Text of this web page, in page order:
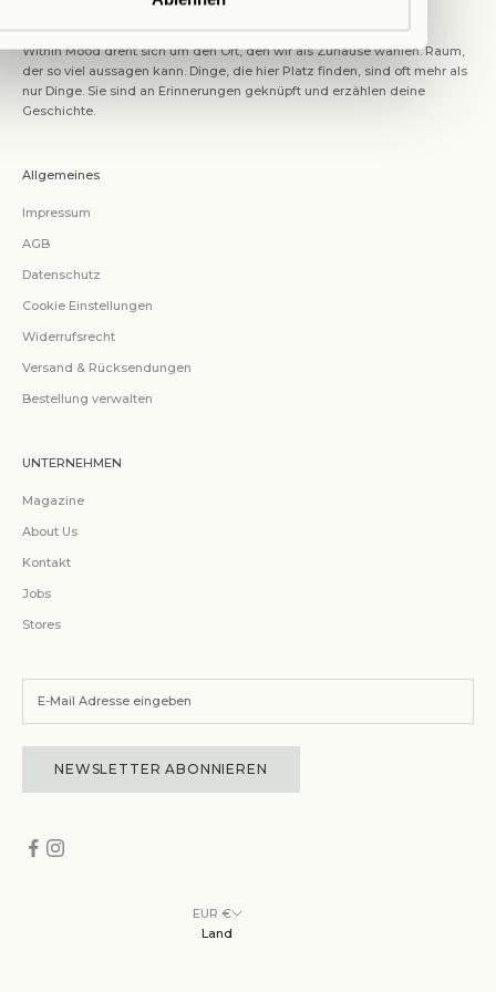
Within Mood dreht sich um den Ort, den wir als Zuhause wählen. Raum,
der so viel aussagen kann. Dinge, die hier Platz finden, sind oft mehr als
nur Dinge. Sie sind an Erinnerungen geknüpft und erzählen deine
Geschichte.
Allgemeines
Impressum
AGB
Datenschutz
Cookie Einstellungen
Widerrufsrecht
Versand & Rücksendungen
Bestellung verwalten
UNTERNEHMEN
Magazine
About Us
Kontakt
Jobs
Stores
NEWSLETTER ABONNIEREN
EUR €
Land